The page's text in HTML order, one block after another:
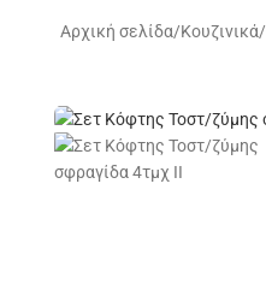
Αρχική σελίδα/Κουζινικά/